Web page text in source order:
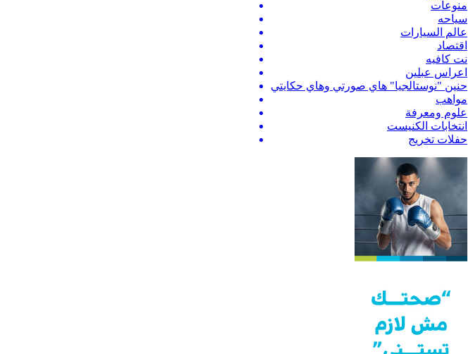
منوعات
سياحه
عالم السيارات
اقتصاد
نت كافيه
اعراس عبلين
حنين "نوستالجيا" هاي صورتي وهاي حكايتي
مواهب
علوم ومعرفة
انتخابات الكنيست
حفلات تخريج